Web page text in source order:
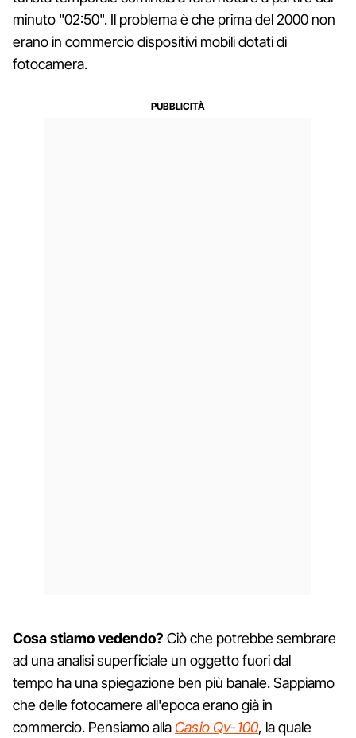
minuto "02:50". Il problema è che prima del 2000 non
erano in commercio dispositivi mobili dotati di
fotocamera.
Cosa stiamo vedendo? Ciò che potrebbe sembrare
ad una analisi superficiale un oggetto fuori dal
tempo ha una spiegazione ben più banale. Sappiamo
che delle fotocamere all'epoca erano già in
commercio. Pensiamo allaCasio Qv-100, la quale